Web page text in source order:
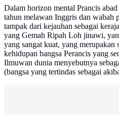
Dalam horizon mental Prancis
tahun melawan Inggris dan wabah
tampak dari kejauhan sebagai
yang Gemah Ripah Loh jinawi,
yang sangat kuat, yang merupakan
kehidupan bangsa Perancis yang
Ilmuwan dunia menyebutnya
(bangsa yang tertindas sebagai